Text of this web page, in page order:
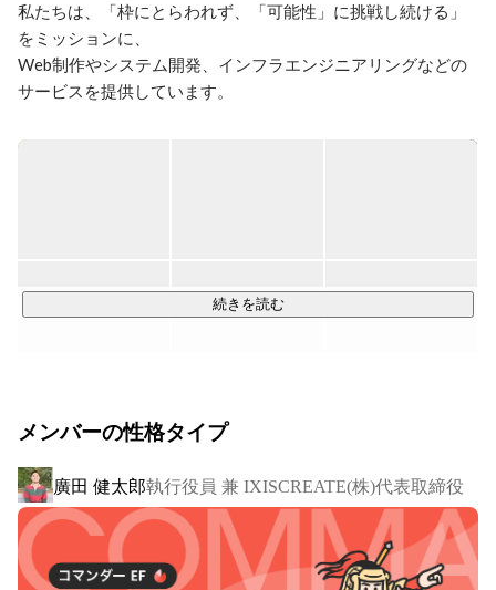
マネージャー職）。
【実績】
オンサイトサービス事業部の営業兼マネージャーとし
て、チームメンバーを率 い、入社以来3期連続売上
私たちは、「枠にとらわれず、「可能性」に挑戦し続ける」
をミッションに、
Web制作やシステム開発、インフラエンジニアリングなどの
サービスを提供しています。
現在160名以上の社員のうち8割以上がエンジニアやデザイナ
続きを読む
メンバーの性格タイプ
廣田 健太郎執行役員 兼 IXISCREATE(株)代表取締役